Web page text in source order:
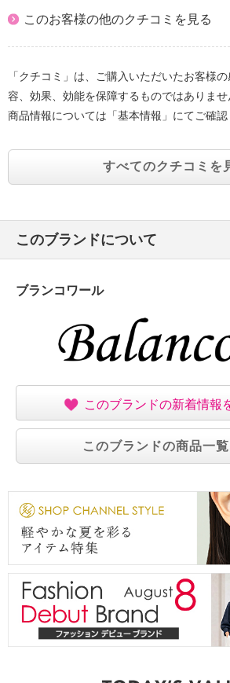
このお客様の他のクチコミを見る
「クチコミ」は、ご購入いただいたお客様
容、効果、効能を保障するものではありませ
商品情報については「基本情報」にてご確認
すべてのクチコミを
このブランドについて
ブランコワール
このブランドの新着情報
このブランドの商品一